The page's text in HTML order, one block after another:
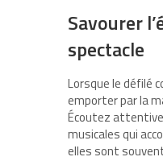
Savourer
spectacle
Lorsque le défilé
emporter par la
Écoutez
musicales qui
elles sont